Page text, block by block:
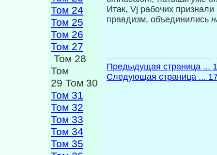
Том 24
Том 25
Том 26
Том 27
Том 28
Том
29 Том 30
Том 31
Том 32
Том 33
Том 34
Том 35
Итак, Vj рабочих
правдизм, объе­динились
Предыдущая страница ...
Следующая страница ...